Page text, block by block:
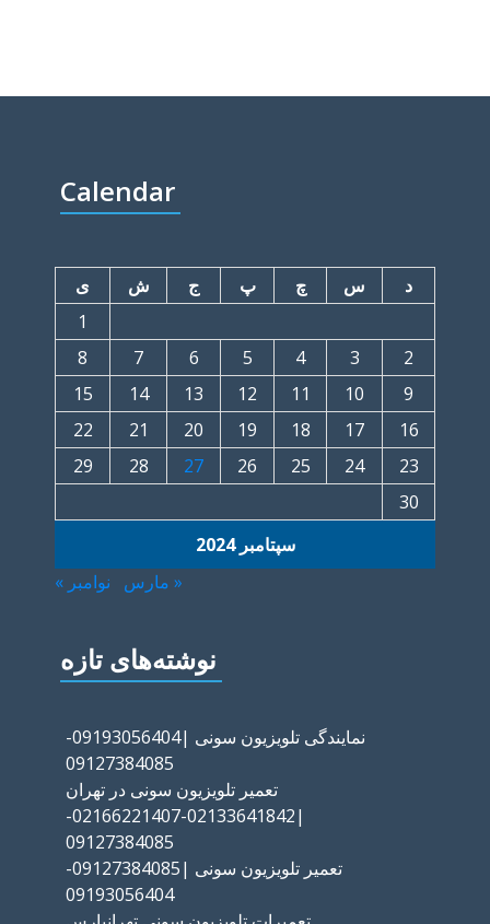
Calendar
سپتامبر 2024
د س چ پ ج ش
ی
1
2
3
4
5
6
7
8
9
10
11
12
13
14
15
16
17
18
19
20
21
22
23
24
25
26
27
28
29
30
« مارس نوامبر »
نوشته‌های تازه
نمایندگی تلویزیون سونی |09193056404-
09127384085
تعمیر تلویزیون سونی در تهران
|02133641842-02166221407-
09127384085
تعمیر تلویزیون سونی |09127384085-
09193056404